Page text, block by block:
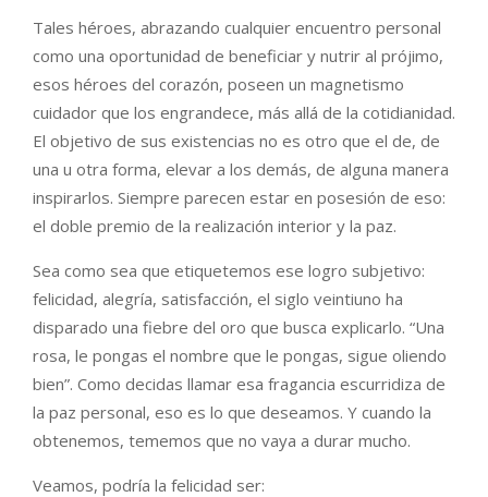
Tales héroes, abrazando cualquier encuentro personal
como una oportunidad de beneficiar y nutrir al prójimo,
esos héroes del corazón, poseen un magnetismo
cuidador que los engrandece, más allá de la cotidianidad.
El objetivo de sus existencias no es otro que el de, de
una u otra forma, elevar a los demás, de alguna manera
inspirarlos. Siempre parecen estar en posesión de eso:
el doble premio de la realización interior y la paz.
Sea como sea que etiquetemos ese logro subjetivo:
felicidad, alegría, satisfacción, el siglo veintiuno ha
disparado una fiebre del oro que busca explicarlo. “Una
rosa, le pongas el nombre que le pongas, sigue oliendo
bien”. Como decidas llamar esa fragancia escurridiza de
la paz personal, eso es lo que deseamos. Y cuando la
obtenemos, tememos que no vaya a durar mucho.
Veamos, podría la felicidad ser: